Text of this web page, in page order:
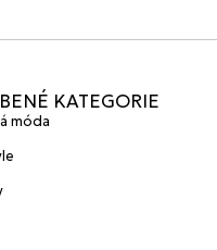
KATEGORIE
móda